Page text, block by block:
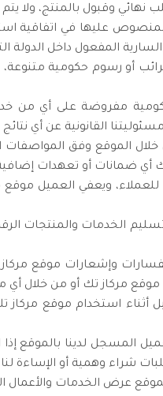
وقبول بالمنتج، ولا
المنصوص عليها في
السارية المفعول داخل
أو رسوم حكومية
مفروضة على أي من
القانونية عن أي
خلال الموقع وفق
ضمانات أو تعهدات
للعملاء، ويعفي العميل
الخدمات والمنتجات
وإشعارات موقع
موقع مركاز تك أو من خلال أي
أثناء استخدام موقع مركاز
المسجل لدينا بالموقع
شراء وهمية أو الإساءة
عرض الخدمات والأعمال